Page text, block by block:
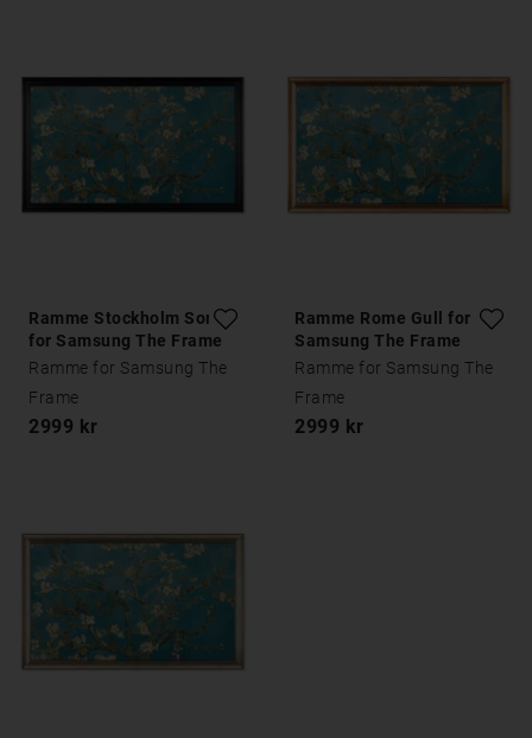
Ramme Stockholm Sort
for Samsung The Frame
Ramme for Samsung The
Frame
2999 kr
Ramme Rome Gull for
Samsung The Frame
Ramme for Samsung The
Frame
2999 kr